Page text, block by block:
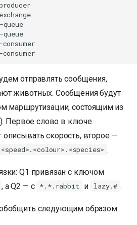
queue
queue
consumer
consumer
отправлять сообщения,
животных. Сообщения будут
маршрутизации, состоящим из
Первое слово в ключе
скорость, второе —
<speed>.<colour>.<species> .
Q1 привязан с ключом
, а Q2 — с *.*.rabbit и lazy.# .
следующим образом: